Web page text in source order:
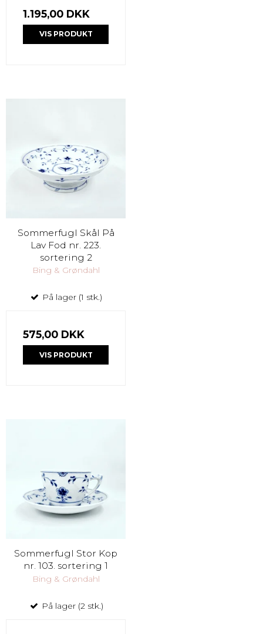
1.195,00 DKK
VIS PRODUKT
Sommerfugl Skål På
Lav Fod nr. 223.
sortering 2
Bing & Grøndahl
På lager (1 stk.)
575,00 DKK
VIS PRODUKT
Sommerfugl Stor Kop
nr. 103. sortering 1
Bing & Grøndahl
På lager (2 stk.)